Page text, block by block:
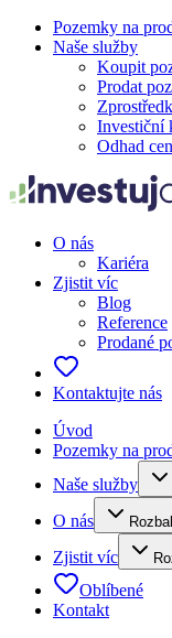
Pozemky na
Naše služby
Koupit
Prodat
Investiční
Odhad
O nás
Kariéra
Zjistit víc
Blog
Reference
Prodané
Kontaktujte nás
Úvod
Pozemky na
Naše služby
O nás
Zjistit víc
Oblíbené
Kontakt